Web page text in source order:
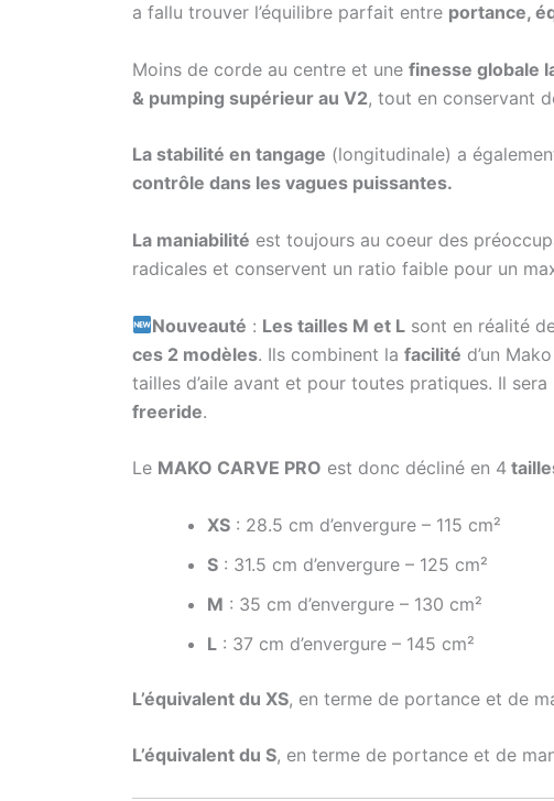
a fallu trouver l’équilibre parfait entre portance,
Moins de corde au centre et une finesse globale
& pumping supérieur au V2, tout en conservant
La stabilité en tangage (longitudinale) a
contrôle dans les vagues puissantes.
La maniabilité est toujours au coeur des
radicales et conservent un ratio faible pour un
Nouveauté : Les tailles M et L sont en réalité
ces 2 modèles. Ils combinent la facilité d’un
tailles d’aile avant et pour toutes pratiques. Il
freeride.
Le MAKO CARVE PRO est donc décliné en 4
XS : 28.5 cm d’envergure – 115 cm²
S : 31.5 cm d’envergure – 125 cm²
M : 35 cm d’envergure – 130 cm²
L : 37 cm d’envergure – 145 cm²
L’équivalent du XS, en terme de portance et de
L’équivalent du S, en terme de portance et de